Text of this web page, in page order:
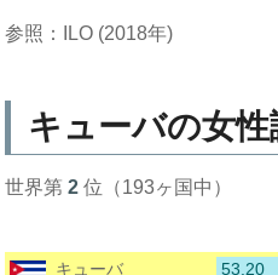
参照：ILO (2018年)
キューバの女
世界第2 位（193ヶ国中）
キューバ 53.20